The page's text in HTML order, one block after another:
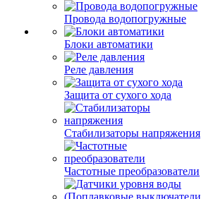
Провода водопогружные
Блоки автоматики
Реле давления
Защита от сухого хода
Стабилизаторы напряжения
Частотные преобразователи